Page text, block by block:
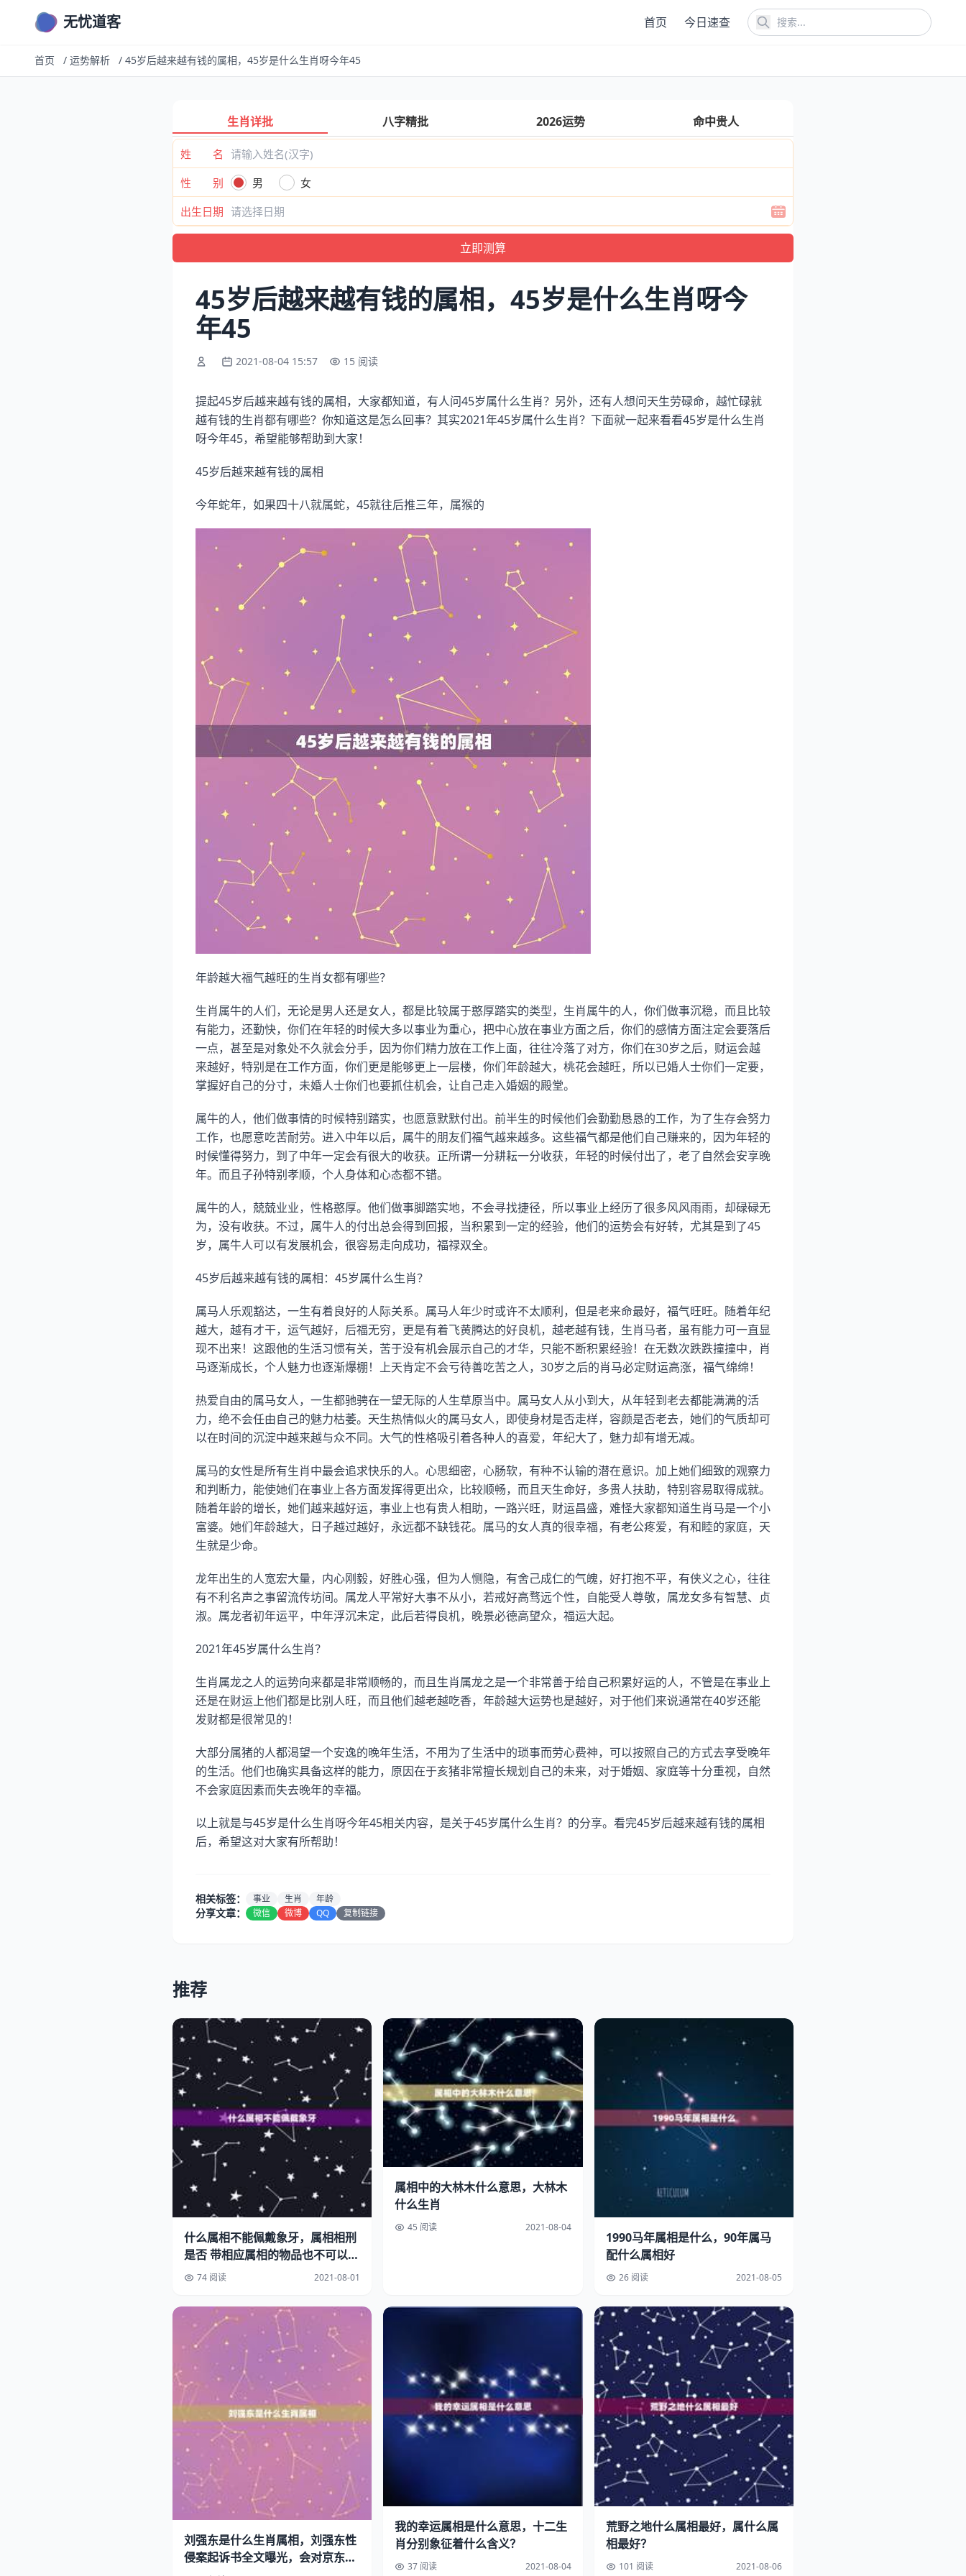
无忧道客 首页 今日速查
首页 / 运势解析 / 45岁后越来越有钱的属相，45岁是什么生肖呀今年45
生肖详批 八字精批 2026运势 命中贵人
姓 名
性 别
男
女
出生日期
45岁后越来越有钱的属相，45岁是什么生肖呀今
年45
2021-08-04 15:57 15 阅读
提起45岁后越来越有钱的属相，大家都知道，有人问45岁属什么生肖？另外，还有人想问天生劳碌命，越忙碌就
越有钱的生肖都有哪些？你知道这是怎么回事？其实2021年45岁属什么生肖？下面就一起来看看45岁是什么生肖
呀今年45，希望能够帮助到大家！
45岁后越来越有钱的属相
今年蛇年，如果四十八就属蛇，45就往后推三年，属猴的
年龄越大福气越旺的生肖女都有哪些？
生肖属牛的人们，无论是男人还是女人，都是比较属于憨厚踏实的类型，生肖属牛的人，你们做事沉稳，而且比较
有能力，还勤快，你们在年轻的时候大多以事业为重心，把中心放在事业方面之后，你们的感情方面注定会要落后
一点，甚至是对象处不久就会分手，因为你们精力放在工作上面，往往冷落了对方，你们在30岁之后，财运会越
来越好，特别是在工作方面，你们更是能够更上一层楼，你们年龄越大，桃花会越旺，所以已婚人士你们一定要，
掌握好自己的分寸，未婚人士你们也要抓住机会，让自己走入婚姻的殿堂。
属牛的人，他们做事情的时候特别踏实，也愿意默默付出。前半生的时候他们会勤勤恳恳的工作，为了生存会努力
工作，也愿意吃苦耐劳。进入中年以后，属牛的朋友们福气越来越多。这些福气都是他们自己赚来的，因为年轻的
时候懂得努力，到了中年一定会有很大的收获。正所谓一分耕耘一分收获，年轻的时候付出了，老了自然会安享晚
年。而且子孙特别孝顺，个人身体和心态都不错。
属牛的人，兢兢业业，性格憨厚。他们做事脚踏实地，不会寻找捷径，所以事业上经历了很多风风雨雨，却碌碌无
为，没有收获。不过，属牛人的付出总会得到回报，当积累到一定的经验，他们的运势会有好转，尤其是到了45
岁，属牛人可以有发展机会，很容易走向成功，福禄双全。
45岁后越来越有钱的属相：45岁属什么生肖？
属马人乐观豁达，一生有着良好的人际关系。属马人年少时或许不太顺利，但是老来命最好，福气旺旺。随着年纪
越大，越有才干，运气越好，后福无穷，更是有着飞黄腾达的好良机，越老越有钱，生肖马者，虽有能力可一直显
现不出来！这跟他的生活习惯有关，苦于没有机会展示自己的才华，只能不断积累经验！在无数次跌跌撞撞中，肖
马逐渐成长，个人魅力也逐渐爆棚！上天肯定不会亏待善吃苦之人，30岁之后的肖马必定财运高涨，福气绵绵！
热爱自由的属马女人，一生都驰骋在一望无际的人生草原当中。属马女人从小到大，从年轻到老去都能满满的活
力，绝不会任由自己的魅力枯萎。天生热情似火的属马女人，即使身材是否走样，容颜是否老去，她们的气质却可
以在时间的沉淀中越来越与众不同。大气的性格吸引着各种人的喜爱，年纪大了，魅力却有增无减。
属马的女性是所有生肖中最会追求快乐的人。心思细密，心肠软，有种不认输的潜在意识。加上她们细致的观察力
和判断力，能使她们在事业上各方面发挥得更出众，比较顺畅，而且天生命好，多贵人扶助，特别容易取得成就。
随着年龄的增长，她们越来越好运，事业上也有贵人相助，一路兴旺，财运昌盛，难怪大家都知道生肖马是一个小
富婆。她们年龄越大，日子越过越好，永远都不缺钱花。属马的女人真的很幸福，有老公疼爱，有和睦的家庭，天
生就是少命。
龙年出生的人宽宏大量，内心刚毅，好胜心强，但为人恻隐，有舍己成仁的气魄，好打抱不平，有侠义之心，往往
有不利名声之事留流传坊间。属龙人平常好大事不从小，若戒好高骛远个性，自能受人尊敬，属龙女多有智慧、贞
淑。属龙者初年运平，中年浮沉未定，此后若得良机，晚景必德高望众，福运大起。
2021年45岁属什么生肖？
生肖属龙之人的运势向来都是非常顺畅的，而且生肖属龙之是一个非常善于给自己积累好运的人，不管是在事业上
还是在财运上他们都是比别人旺，而且他们越老越吃香，年龄越大运势也是越好，对于他们来说通常在40岁还能
发财都是很常见的！
大部分属猪的人都渴望一个安逸的晚年生活，不用为了生活中的琐事而劳心费神，可以按照自己的方式去享受晚年
的生活。他们也确实具备这样的能力，原因在于亥猪非常擅长规划自己的未来，对于婚姻、家庭等十分重视，自然
不会家庭因素而失去晚年的幸福。
以上就是与45岁是什么生肖呀今年45相关内容，是关于45岁属什么生肖？的分享。看完45岁后越来越有钱的属相
后，希望这对大家有所帮助！
相关标签： 事业 生肖 年龄
分享文章： 微信 微博 QQ 复制链接
推荐
什么属相不能佩戴象牙，属相相刑
是否 带相应属相的物品也不可以使
用 74 阅读 2021-08-01
属相中的大林木什么意思，大林木
什么生肖
45 阅读 2021-08-04
1990马年属相是什么，90年属马
配什么属相好
26 阅读 2021-08-05
刘强东是什么生肖属相，刘强东性
侵案起诉书全文曝光，会对京东产
我的幸运属相是什么意思，十二生
肖分别象征着什么含义？
37 阅读 2021-08-04
荒野之地什么属相最好，属什么属
相最好？
101 阅读 2021-08-06